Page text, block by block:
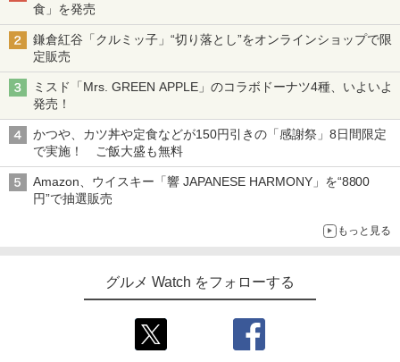
食」を発売
鎌倉紅谷「クルミッ子」“切り落とし”をオンラインショップで限
定販売
ミスド「Mrs. GREEN APPLE」のコラボドーナツ4種、いよいよ
発売！
かつや、カツ丼や定食などが150円引きの「感謝祭」8日間限定
で実施！ ご飯大盛も無料
Amazon、ウイスキー「響 JAPANESE HARMONY」を“8800
円”で抽選販売
もっと見る
グルメ Watch をフォローする